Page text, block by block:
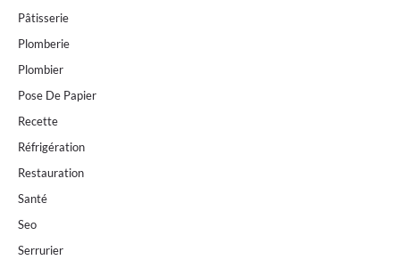
Pâtisserie
Plomberie
Plombier
Pose De Papier
Recette
Réfrigération
Restauration
Santé
Seo
Serrurier